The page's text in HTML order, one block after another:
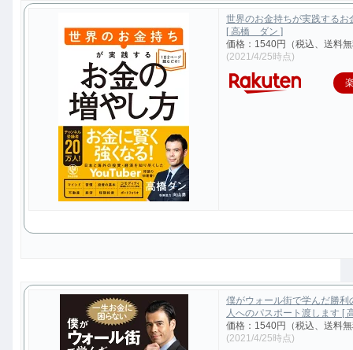
世界のお金持ちが実践するお
[ 高橋 ダン ]
価格：1540円（税込、送料
(2021/4/25時点)
僕がウォール街で学んだ勝利
人へのパスポート渡します [
価格：1540円（税込、送料
(2021/4/25時点)